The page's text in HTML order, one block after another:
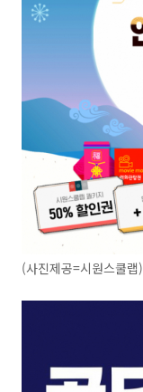
(사진제공=시원스쿨랩)